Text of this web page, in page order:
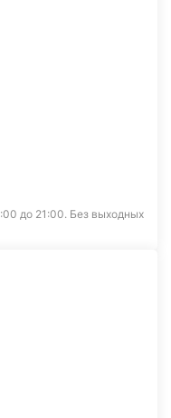
до 21:00. Без выходных